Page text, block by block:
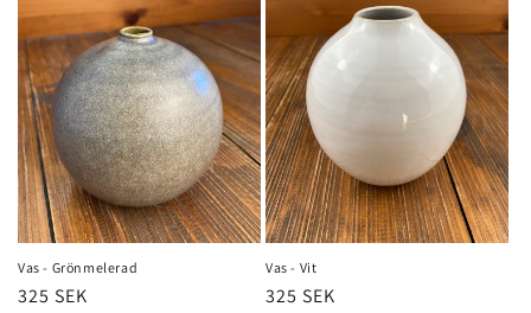
Vas - Grönmelerad
Ordinarie
325 SEK
Vas - Vit
Ordinarie
325 SEK